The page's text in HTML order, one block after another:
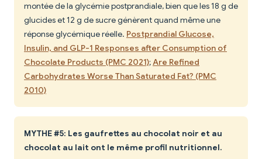
montée de la glycémie postprandiale, bien que les 18 g de
glucides et 12 g de sucre génèrent quand même une
réponse glycémique réelle. Postprandial Glucose,
Insulin, and GLP-1 Responses after Consumption of
Chocolate Products (PMC 2021);Are Refined
Carbohydrates Worse Than Saturated Fat? (PMC
2010)
MYTHE #5: Les gaufrettes au chocolat noir et au
chocolat au lait ont le même profil nutritionnel.